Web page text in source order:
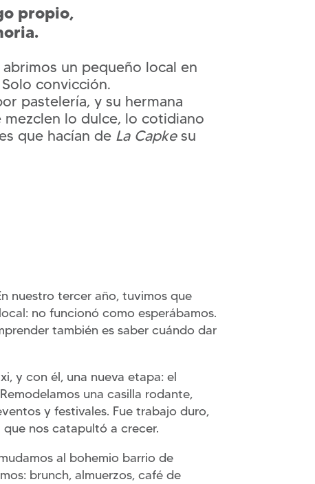
propio,
un pequeño local en
convicción.
pastelería, y su hermana
lo dulce, lo cotidiano
que hacían de La Capke su
nuestro tercer año, tuvimos que
no funcionó como esperábamos.
también es saber cuándo dar
y con él, una nueva etapa: el
una casilla rodante,
y festivales. Fue trabajo duro,
nos catapultó a crecer.
al bohemio barrio de
brunch, almuerzos, café de